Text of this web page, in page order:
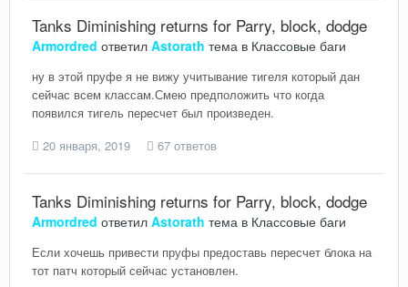
Tanks Diminishing returns for Parry, block, dodge
Armordred ответил Astorath тема в Классовые баги
ну в этой пруфе я не вижу учитывание тигеля который дан
сейчас всем классам.Смею предположить что когда
появился тигель пересчет был произведен.
20 января, 2019
67 ответов
Tanks Diminishing returns for Parry, block, dodge
Armordred ответил Astorath тема в Классовые баги
Если хочешь привести пруфы предоставь пересчет блока на
тот патч который сейчас установлен.